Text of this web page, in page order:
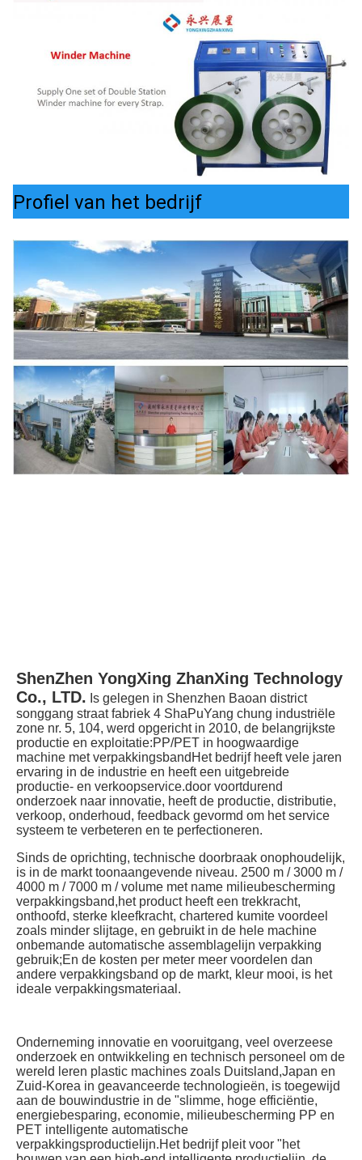
Profiel van het bedrijf
ShenZhen YongXing ZhanXing Technology
Co., LTD. Is gelegen in Shenzhen Baoan district
songgang straat fabriek 4 ShaPuYang chung industriële
zone nr. 5, 104, werd opgericht in 2010, de belangrijkste
productie en exploitatie:PP/PET in hoogwaardige
machine met verpakkingsbandHet bedrijf heeft vele jaren
ervaring in de industrie en heeft een uitgebreide
productie- en verkoopservice.door voortdurend
onderzoek naar innovatie, heeft de productie, distributie,
verkoop, onderhoud, feedback gevormd om het service
systeem te verbeteren en te perfectioneren.
Sinds de oprichting, technische doorbraak onophoudelijk,
is in de markt toonaangevende niveau. 2500 m / 3000 m /
4000 m / 7000 m / volume met name milieubescherming
verpakkingsband,het product heeft een trekkracht,
onthoofd, sterke kleefkracht, chartered kumite voordeel
zoals minder slijtage, en gebruikt in de hele machine
onbemande automatische assemblagelijn verpakking
gebruik;En de kosten per meter meer voordelen dan
andere verpakkingsband op de markt, kleur mooi, is het
ideale verpakkingsmateriaal.
Onderneming innovatie en vooruitgang, veel overzeese
onderzoek en ontwikkeling en technisch personeel om de
wereld leren plastic machines zoals Duitsland,Japan en
Zuid-Korea in geavanceerde technologieën, is toegewijd
aan de bouwindustrie in de "slimme, hoge efficiëntie,
energiebesparing, economie, milieubescherming PP en
PET intelligente automatische
verpakkingsproductielijn.Het bedrijf pleit voor "het